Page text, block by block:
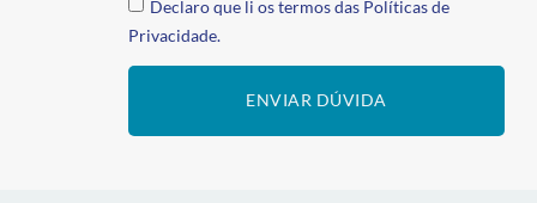
Declaro que li os termos das Políticas de
Privacidade.
ENVIAR DÚVIDA